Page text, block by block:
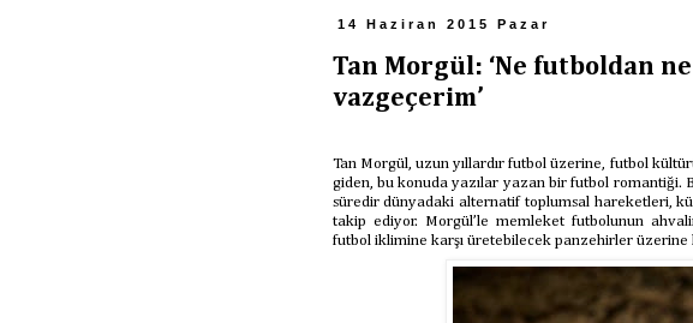
14 Haziran 2015 Pazar
Tan Morgül: ‘Ne futboldan
vazgeçerim’
Tan Morgül, uzun yıllardır futbol üzerine, futbol
giden, bu konuda yazılar yazan bir futbol romantiği.
süredir dünyadaki alternatif toplumsal hareketleri,
takip ediyor. Morgül’le memleket futbolunun
futbol iklimine karşı üretebilecek panzehirler üzerine